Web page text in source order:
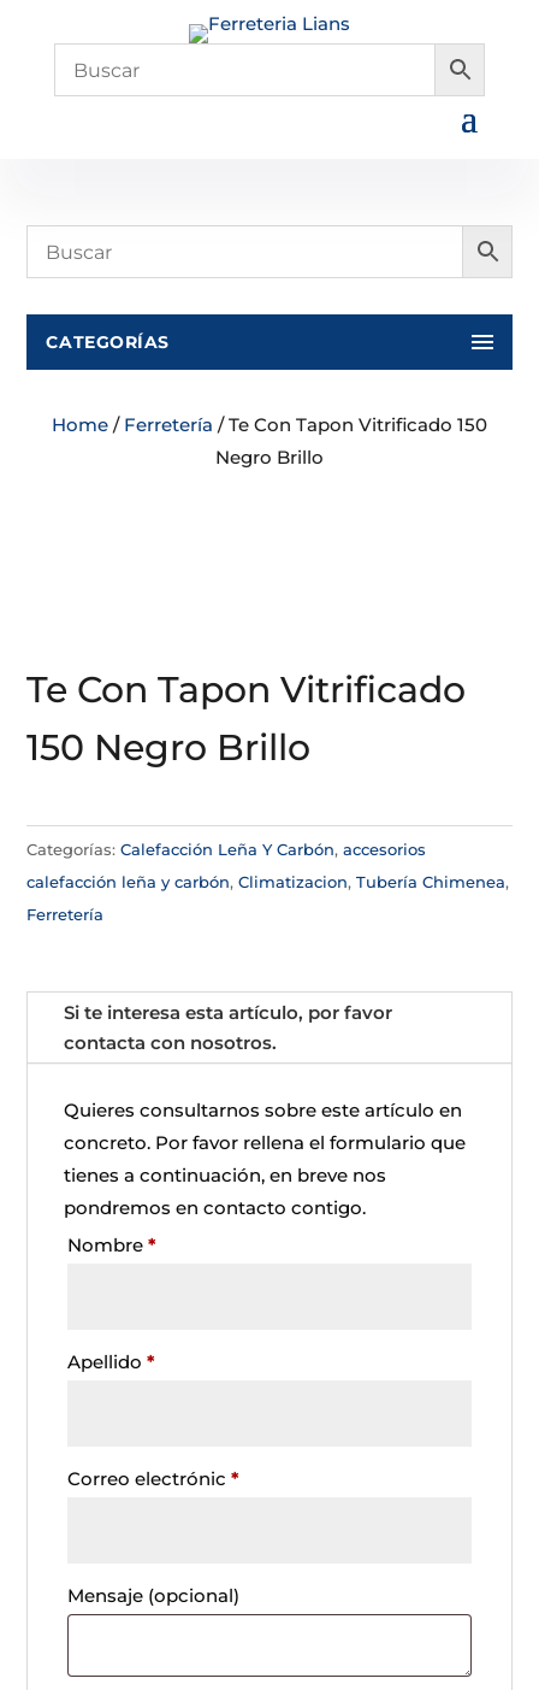
CATEGORÍAS
Home / Ferretería / Te Con Tapon Vitrificado 150
Negro Brillo
Te Con Tapon Vitrificado
150 Negro Brillo
Categorías:Calefacción Leña Y Carbón,accesorios
calefacción leña y carbón,Climatizacion,Tubería Chimenea,
Ferretería
Si te interesa esta artículo, por favor
contacta con nosotros.
Quieres consultarnos sobre este artículo en
concreto. Por favor rellena el formulario que
tienes a continuación, en breve nos
pondremos en contacto contigo.
Nombre*
Apellido*
Correo electrónic*
Mensaje (opcional)